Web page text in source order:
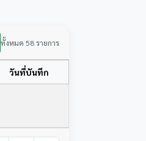
ทั้งหมด 58 รายการ
วันที่บันทึก